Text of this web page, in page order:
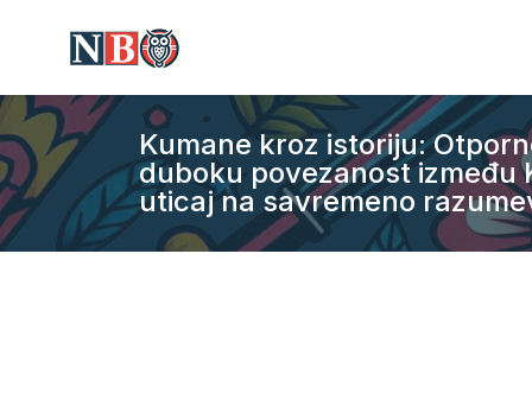
Kumane kroz istoriju:
duboku povezanost između
uticaj na savremeno